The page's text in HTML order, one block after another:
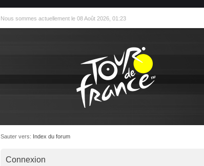
Nous sommes actuellement le 08 Août 2026, 01:23
Sauter vers: Index du forum
Connexion